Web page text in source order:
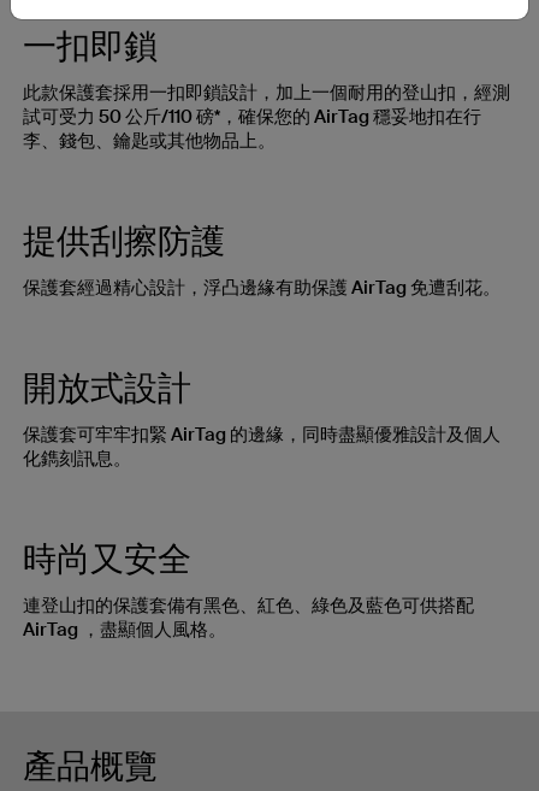
一扣即鎖
此款保護套採用一扣即鎖設計，加上一個耐用的登山扣，經測
試可受力 50 公斤/110 磅*，確保您的 AirTag 穩妥地扣在行
李、錢包、鑰匙或其他物品上。
提供刮擦防護
保護套經過精心設計，浮凸邊緣有助保護 AirTag 免遭刮花。
開放式設計
保護套可牢牢扣緊 AirTag 的邊緣，同時盡顯優雅設計及個人
化鐫刻訊息。
時尚又安全
連登山扣的保護套備有黑色、紅色、綠色及藍色可供搭配
AirTag ，盡顯個人風格。
產品概覽